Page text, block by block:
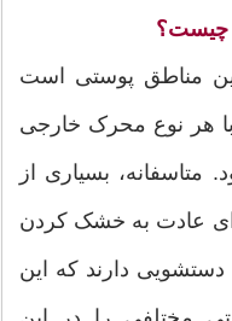
چیست؟
مناطق پوستی است
هر نوع محرک خارجی
متاسفانه، بسیاری از
عادت به خشک کردن
دستشویی دارند که این